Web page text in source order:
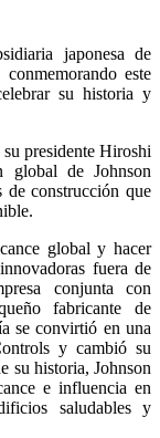
japonesa de
este
su historia y
presidente Hiroshi
global de Johnson
de construcción que
global y hacer
fuera de
conjunta con
fabricante de
se convirtió en una
y cambió su
su historia, Johnson
e influencia en
saludables y